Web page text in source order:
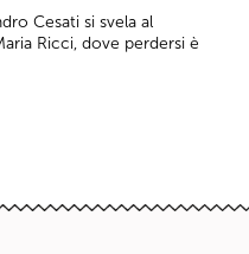
Cesati si svela al
Ricci, dove perdersi è